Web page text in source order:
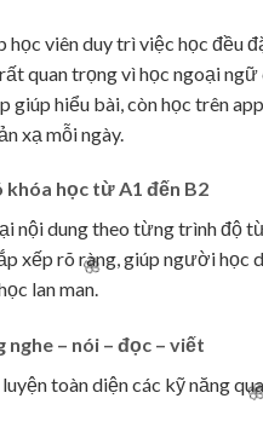
học viên duy trì việc học đều
quan trọng vì học ngoại
giúp hiểu bài, còn học trên
xạ mỗi ngày.
khóa học từ A1 đến B2
nội dung theo từng trình độ
xếp rõ ràng, giúp người học
lan man.
nghe – nói – đọc – viết
toàn diện các kỹ năng